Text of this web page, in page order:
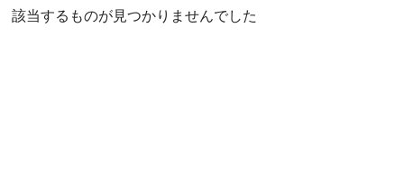
該当するものが見つかりませんでした